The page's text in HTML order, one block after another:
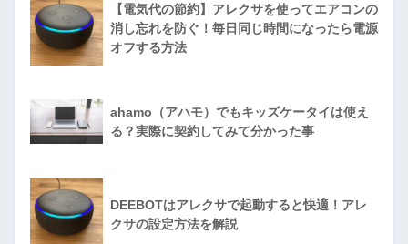
【電気代の節約】アレクサを使ってエアコンの
消し忘れを防ぐ！毎日同じ時間になったら電源
オフする方法
ahamo（アハモ）でもキッズケータイは使え
る？実際に契約してみて分かった事
DEEBOTはアレクサで起動すると快適！アレ
クサの設定方法を解説